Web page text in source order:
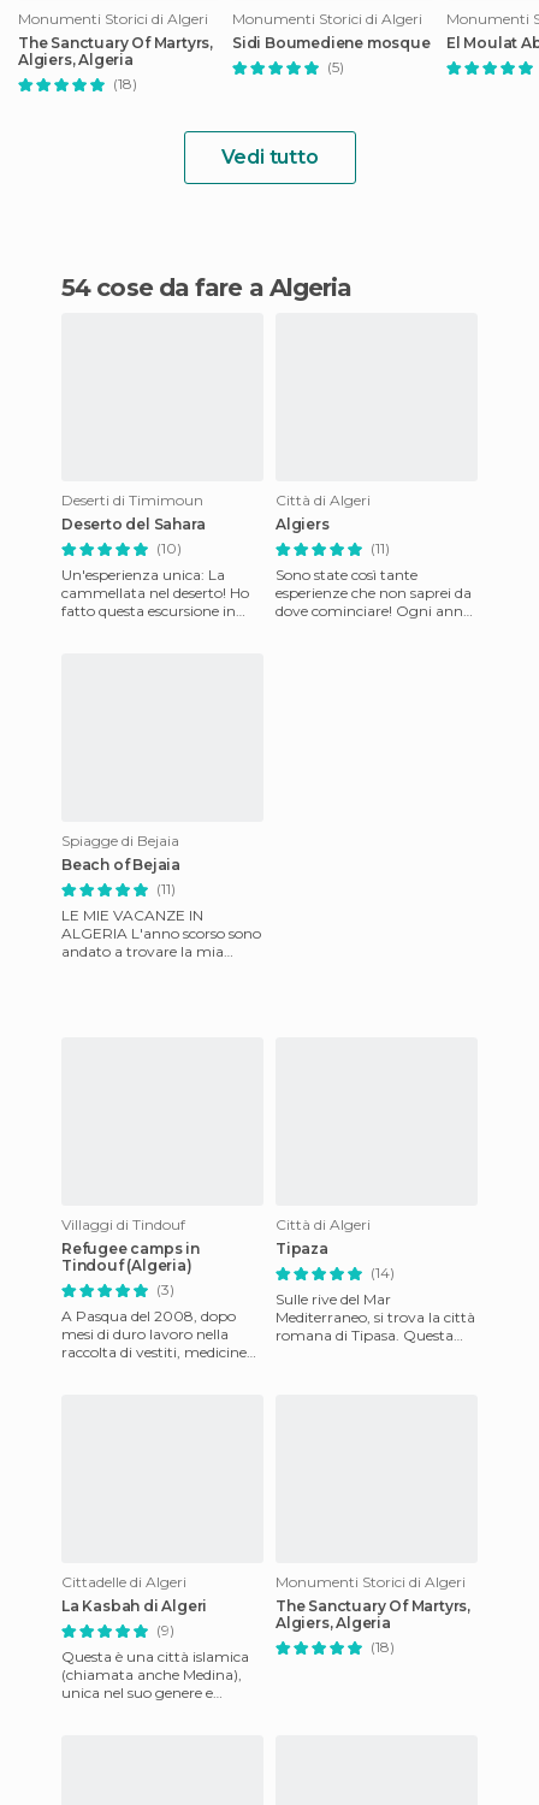
Monumenti Storici di Algeri
The Sanctuary Of Martyrs,
Algiers, Algeria
(18)
Monumenti Storici di Algeri
Sidi Boumediene mosque
(5)
Monumenti
El Moulat
Vedi tutto
54 cose da fare a Algeria
Deserti di Timimoun
Deserto del Sahara
(10)
Un'esperienza unica: La
cammellata nel deserto! Ho
fatto questa escursione in
Città di Algeri
Algiers
(11)
Sono state così tante
esperienze che non saprei da
dove cominciare! Ogni anno,
Spiagge di Bejaia
Beach of Bejaia
(11)
LE MIE VACANZE IN
ALGERIA L'anno scorso sono
andato a trovare la mia
Villaggi di Tindouf
Refugee camps in
Tindouf (Algeria)
(3)
A Pasqua del 2008, dopo
mesi di duro lavoro nella
raccolta di vestiti, medicine
Città di Algeri
Tipaza
(14)
Sulle rive del Mar
Mediterraneo, si trova la città
romana di Tipasa. Questa
Cittadelle di Algeri
La Kasbah di Algeri
(9)
Questa è una città islamica
(chiamata anche Medina),
unica nel suo genere e
Monumenti Storici di Algeri
The Sanctuary Of Martyrs,
Algiers, Algeria
(18)